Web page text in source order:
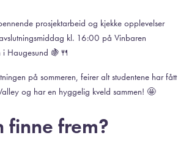
prosjektarbeid og kjekke opplevelser
kl. 16:00 på Vinbaren
i Haugesund 🍇🍴
på sommeren, feirer alt studentene har fått
og har en hyggelig kveld sammen! 🤩
finne frem?